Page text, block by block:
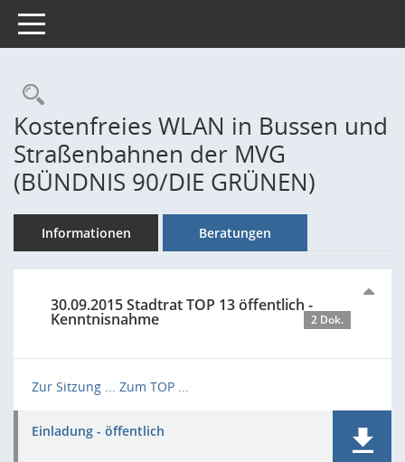
Toggle navigation
Rechercheauswahl
Kostenfreies WLAN in Bussen und
Straßenbahnen der MVG
(BÜNDNIS 90/DIE GRÜNEN)
Informationen Beratungen
30.09.2015 Stadtrat TOP 13 öffentlich -
Kenntnisnahme 2 Dok.
Zur Sitzung ... Zum TOP ...
Einladung - öffentlich